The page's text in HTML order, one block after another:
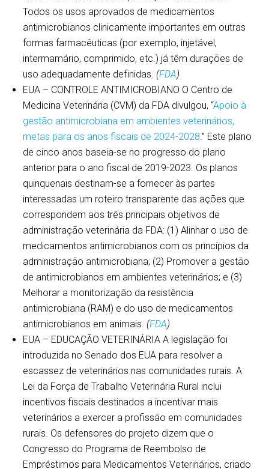
Todos os usos aprovados de medicamentos
antimicrobianos clinicamente importantes em outras
formas farmacêuticas (por exemplo, injetável,
intermamário, comprimido, etc.) já têm durações de
uso adequadamente definidas. (FDA)
EUA – CONTROLE ANTIMICROBIANO O Centro de
Medicina Veterinária (CVM) da FDA divulgou, “Apoio à
gestão antimicrobiana em ambientes veterinários,
metas para os anos fiscais de 2024-2028.” Este plano
de cinco anos baseia-se no progresso do plano
anterior para o ano fiscal de 2019-2023. Os planos
quinquenais destinam-se a fornecer às partes
interessadas um roteiro transparente das ações que
correspondem aos três principais objetivos de
administração veterinária da FDA: (1) Alinhar o uso de
medicamentos antimicrobianos com os princípios da
administração antimicrobiana; (2) Promover a gestão
de antimicrobianos em ambientes veterinários; e (3)
Melhorar a monitorização da resistência
antimicrobiana (RAM) e do uso de medicamentos
antimicrobianos em animais. (FDA)
EUA – EDUCAÇÃO VETERINÁRIA A legislação foi
introduzida no Senado dos EUA para resolver a
escassez de veterinários nas comunidades rurais. A
Lei da Força de Trabalho Veterinária Rural inclui
incentivos fiscais destinados a incentivar mais
veterinários a exercer a profissão em comunidades
rurais. Os defensores do projeto dizem que o
Congresso do Programa de Reembolso de
Empréstimos para Medicamentos Veterinários, criado